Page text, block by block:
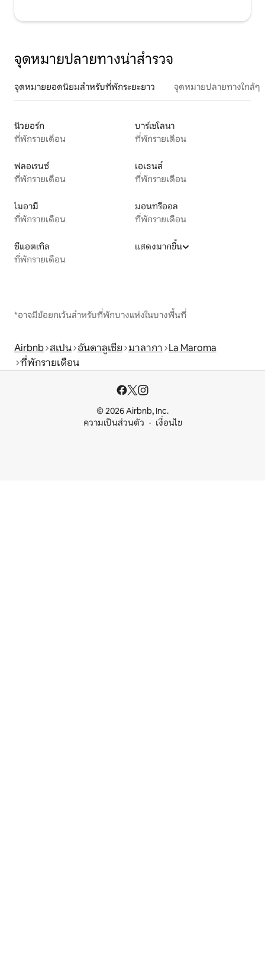
จุดหมายปลายทางน่าสำรวจ
จุดหมายยอดนิยมสำหรับที่พักระยะยาว จุดหมายปลายทางใกล้ๆ
นิวยอร์ก
ที่พักรายเดือน
บาร์เซโลนา
ที่พักรายเดือน
ฟลอเรนซ์
ที่พักรายเดือน
เอเธนส์
ที่พักรายเดือน
ไมอามี
ที่พักรายเดือน
มอนทรีออล
ที่พักรายเดือน
ซีแอตเทิล
ที่พักรายเดือน
แสดงมากขึ้น
*อาจมีข้อยกเว้นสำหรับที่พักบางแห่งในบางพื้นที่
Airbnb สเปน อันดาลูเซีย มาลากา La Maroma
ที่พักรายเดือน
© 2026 Airbnb, Inc.
ความเป็นส่วนตัว
เงื่อนไข